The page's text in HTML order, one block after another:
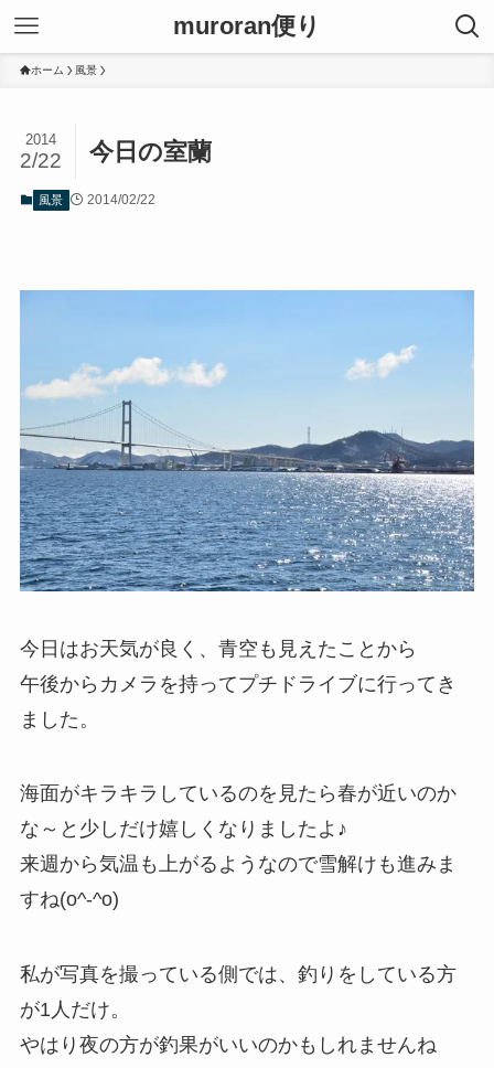
muroran便り
ホーム 風景
今日の室蘭
2014
2/22
風景 2014/02/22
今日はお天気が良く、青空も見えたことから
午後からカメラを持ってプチドライブに行ってき
ました。
海面がキラキラしているのを見たら春が近いのか
な～と少しだけ嬉しくなりましたよ♪
来週から気温も上がるようなので雪解けも進みま
すね(o^-^o)
私が写真を撮っている側では、釣りをしている方
が1人だけ。
やはり夜の方が釣果がいいのかもしれませんね